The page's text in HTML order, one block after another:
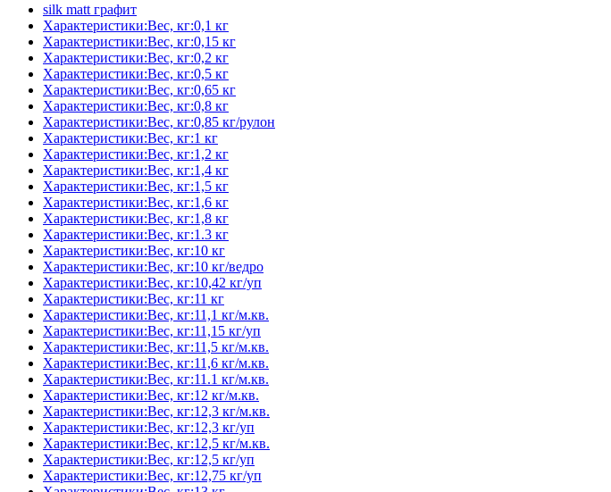
silk matt графит
Характеристики:Вес, кг:0,1 кг
Характеристики:Вес, кг:0,15 кг
Характеристики:Вес, кг:0,2 кг
Характеристики:Вес, кг:0,5 кг
Характеристики:Вес, кг:0,65 кг
Характеристики:Вес, кг:0,8 кг
Характеристики:Вес, кг:0,85 кг/рулон
Характеристики:Вес, кг:1 кг
Характеристики:Вес, кг:1,2 кг
Характеристики:Вес, кг:1,4 кг
Характеристики:Вес, кг:1,5 кг
Характеристики:Вес, кг:1,6 кг
Характеристики:Вес, кг:1,8 кг
Характеристики:Вес, кг:1.3 кг
Характеристики:Вес, кг:10 кг
Характеристики:Вес, кг:10 кг/ведро
Характеристики:Вес, кг:10,42 кг/уп
Характеристики:Вес, кг:11 кг
Характеристики:Вес, кг:11,1 кг/м.кв.
Характеристики:Вес, кг:11,15 кг/уп
Характеристики:Вес, кг:11,5 кг/м.кв.
Характеристики:Вес, кг:11,6 кг/м.кв.
Характеристики:Вес, кг:11.1 кг/м.кв.
Характеристики:Вес, кг:12 кг/м.кв.
Характеристики:Вес, кг:12,3 кг/м.кв.
Характеристики:Вес, кг:12,3 кг/уп
Характеристики:Вес, кг:12,5 кг/м.кв.
Характеристики:Вес, кг:12,5 кг/уп
Характеристики:Вес, кг:12,75 кг/уп